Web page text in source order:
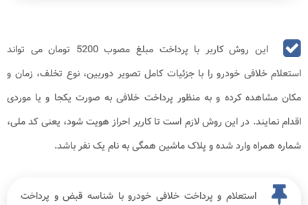
این روش کاربر با پرداخت مبلغ مصوب 5200 تومان می تواند
استعلام خلافی خودرو را با جزئیات کامل تصویر دوربین، نوع تخلف، زمان و
مکان مشاهده کرده و به منظور پرداخت خلافی به صورت یکجا و یا موردی
اقدام نمایند. در این روش لازم است تا کاربر احراز هویت شود، یعنی کد ملی،
شماره همراه وارد شده و پلاک ماشین همگی به نام یک نفر باشد.
استعلام و پرداخت خلافی خودرو با شناسه قبض و پرداخت